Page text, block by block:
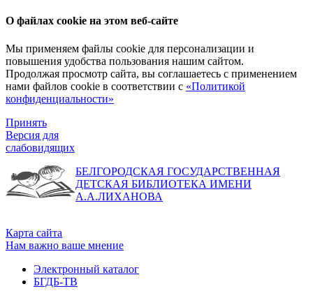
О файлах cookie на этом веб-сайте
Мы применяем файлы cookie для персонализации и
повышения удобства пользования нашим сайтом.
Продолжая просмотр сайта, вы соглашаетесь с применением
нами файлов cookie в соответствии с «Политикой
конфиденциальности»
Принять
Версия для
слабовидящих
БЕЛГОРОДСКАЯ ГОСУДАРСТВЕННАЯ
ДЕТСКАЯ БИБЛИОТЕКА ИМЕНИ
А.А.ЛИХАНОВА
Карта сайта
Нам важно ваше мнение
Электронный каталог
БГДБ-ТВ